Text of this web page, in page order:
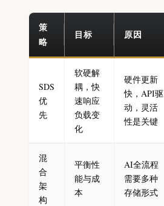
策
略
目标 原因
SDS
优
先
软硬解
耦，快
速响应
负载变
化
硬件更新
快，API驱
动，灵活
性是关键
混
合
架
构
平衡性
能与成
本
AI全流程
需要多种
存储形式